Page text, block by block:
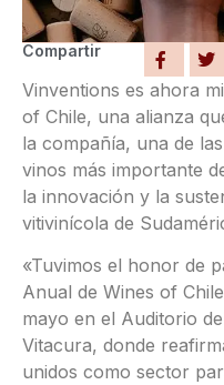
Compartir
Vinventions es ahora
of Chile, una alianza
la compañía, una de
vinos más importante
la innovación y la
vitivinícola de
«Tuvimos el honor de
Anual de Wines of
mayo en el Auditorio
Vitacura, donde
unidos como sector